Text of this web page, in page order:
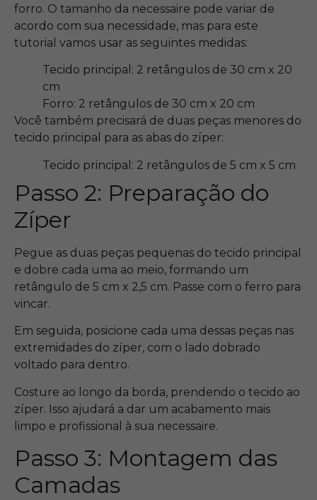
forro. O tamanho da necessaire pode variar de
acordo com sua necessidade, mas para este
tutorial vamos usar as seguintes medidas:
Tecido principal: 2 retângulos de 30 cm x 20
cm
Forro: 2 retângulos de 30 cm x 20 cm
Você também precisará de duas peças menores do
tecido principal para as abas do zíper:
Tecido principal: 2 retângulos de 5 cm x 5 cm
Passo 2: Preparação do
Zíper
Pegue as duas peças pequenas do tecido principal
e dobre cada uma ao meio, formando um
retângulo de 5 cm x 2,5 cm. Passe com o ferro para
vincar.
Em seguida, posicione cada uma dessas peças nas
extremidades do zíper, com o lado dobrado
voltado para dentro.
Costure ao longo da borda, prendendo o tecido ao
zíper. Isso ajudará a dar um acabamento mais
limpo e profissional à sua necessaire.
Passo 3: Montagem das
Camadas